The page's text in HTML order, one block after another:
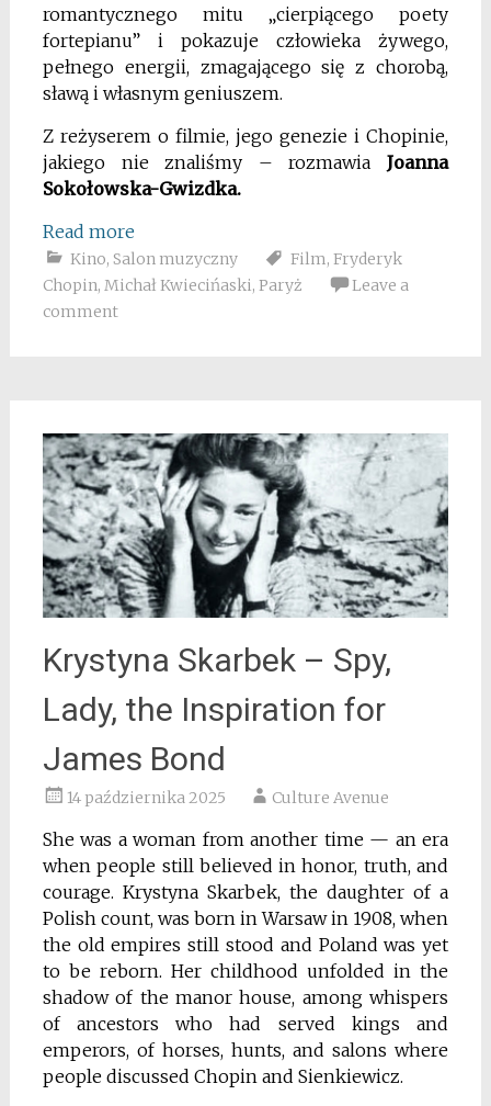
romantycznego mitu „cierpiącego poety
fortepianu” i pokazuje człowieka żywego,
pełnego energii, zmagającego się z chorobą,
sławą i własnym geniuszem.
Z reżyserem o filmie, jego genezie i Chopinie,
jakiego nie znaliśmy – rozmawiaJoanna
Sokołowska-Gwizdka.
Read more
Kino, Salon muzyczny Film, Fryderyk
Chopin, Michał Kwiecińaski, Paryż
Leave a
comment
Krystyna Skarbek – Spy,
Lady, the Inspiration for
James Bond
14 października 2025 Culture Avenue
She was a woman from another time — an era
when people still believed in honor, truth, and
courage. Krystyna Skarbek, the daughter of a
Polish count, was born in Warsaw in 1908, when
the old empires still stood and Poland was yet
to be reborn. Her childhood unfolded in the
shadow of the manor house, among whispers
of ancestors who had served kings and
emperors, of horses, hunts, and salons where
people discussed Chopin and Sienkiewicz.